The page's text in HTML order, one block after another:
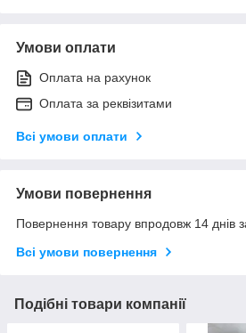
Умови оплати
Оплата на рахунок
Оплата за реквізитами
Всі умови оплати
Умови повернення
Повернення товару впродовж 14 днів
Всі умови повернення
Подібні товари компанії